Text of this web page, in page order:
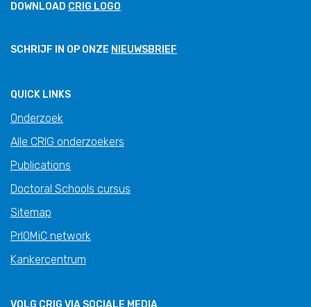
DOWNLOAD CRIG LOGO
SCHRIJF IN OP ONZE NIEUWSBRIEF
QUICK LINKS
Onderzoek
Alle CRIG onderzoekers
Publications
Doctoral Schools cursus
Sitemap
PrIOMiC network
Kankercentrum
VOLG CRIG VIA SOCIALE MEDIA